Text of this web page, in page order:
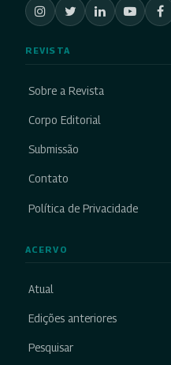
REVISTA
Sobre a Revista
Corpo Editorial
Submissão
Contato
Política de Privacidade
ACERVO
Atual
Edições anteriores
Pesquisar